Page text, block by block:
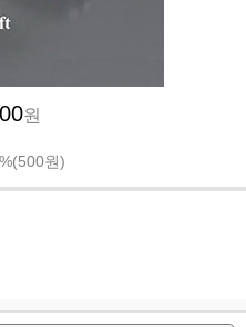
원
%(500원)